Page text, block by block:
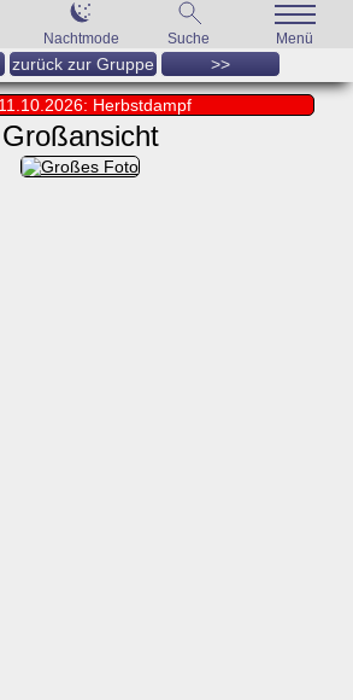
Nachtmode Suche Menü
zurück zur Gruppe >>
Herbstdampf
Großansicht